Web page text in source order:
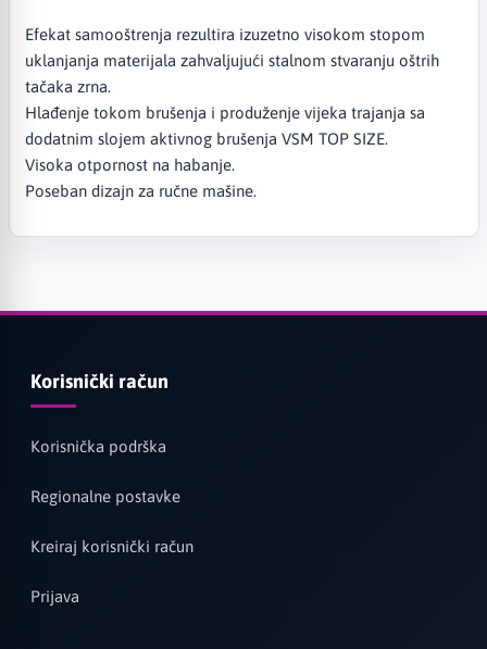
Efekat samooštrenja rezultira izuzetno visokom stopom
uklanjanja materijala zahvaljujući stalnom stvaranju oštrih
tačaka zrna.
Hlađenje tokom brušenja i produženje vijeka trajanja sa
dodatnim slojem aktivnog brušenja VSM TOP SIZE.
Visoka otpornost na habanje.
Poseban dizajn za ručne mašine.
Korisnički račun
Korisnička podrška
Regionalne postavke
Kreiraj korisnički račun
Prijava